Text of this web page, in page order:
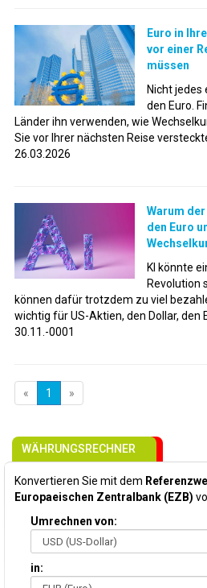
Euro in
vor einer
müssen
Nicht
den Euro.
Länder ihn verwenden, wie
Sie vor Ihrer nächsten Reise
26.03.2026
Warum
den Euro
KI könnte
Revolution
können dafür trotzdem zu viel
wichtig für US-Aktien, den Dollar, den
30.11.-0001
« 1 (current)
»
WÄHRUNGSRECHNER
Konvertieren Sie mit dem
Europaeischen Zentralbank (EZB)
Umrechnen von:
in: